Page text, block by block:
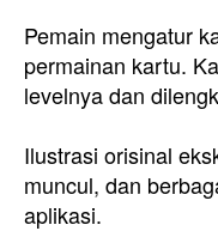
Pemain mengatur
permainan kartu.
levelnya dan
Ilustrasi orisinal
muncul, dan
aplikasi.